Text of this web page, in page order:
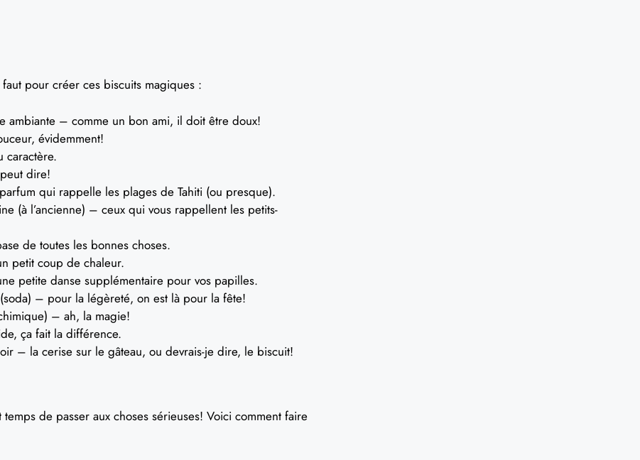
pour créer ces biscuits magiques :
ambiante – comme un bon ami, il doit être doux!
évidemment!
caractère.
dire!
qui rappelle les plages de Tahiti (ou presque).
(à l’ancienne) – ceux qui vous rappellent les petits-
de toutes les bonnes choses.
petit coup de chaleur.
petite danse supplémentaire pour vos papilles.
– pour la légèreté, on est là pour la fête!
– ah, la magie!
ça fait la différence.
– la cerise sur le gâteau, ou devrais-je dire, le biscuit!
de passer aux choses sérieuses! Voici comment faire